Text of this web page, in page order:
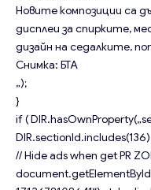
Новите композиции са
дисплеи за спирките,
дизайн на седалките,
Снимка: БТА
„);
}
if (
// Hide ads when get PR